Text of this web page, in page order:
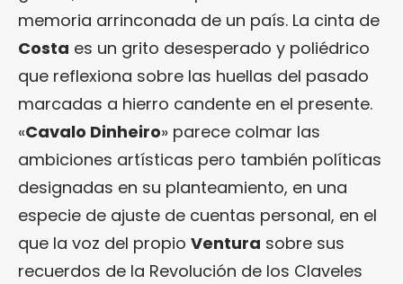
memoria arrinconada de un país. La cinta de
Costa es un grito desesperado y poliédrico
que reflexiona sobre las huellas del pasado
marcadas a hierro candente en el presente.
«Cavalo Dinheiro» parece colmar las
ambiciones artísticas pero también políticas
designadas en su planteamiento, en una
especie de ajuste de cuentas personal, en el
que la voz del propio Ventura sobre sus
recuerdos de la Revolución de los Claveles